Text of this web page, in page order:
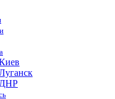
ДНР